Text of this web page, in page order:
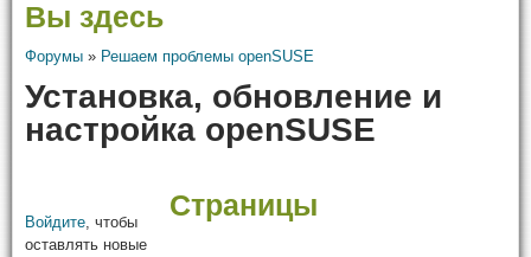
Вы здесь
Форумы » Решаем проблемы openSUSE
Установка, обновление и
настройка openSUSE
Войдите, чтобы
оставлять новые
Страницы